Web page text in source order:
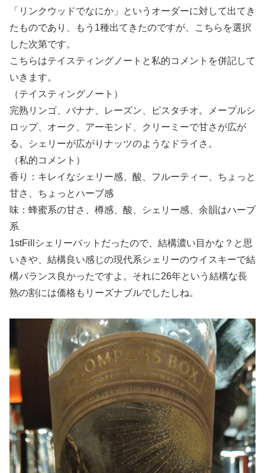
「リンクウッドでなにか」というオーダーに対して出てき
たものであり、もう1種出てきたのですが、こちらを選択
した次第です。
こちらはテイスティングノートと私的コメントを併記して
いきます。
（テイスティングノート）
完熟リンゴ、バナナ、レーズン、ピスタチオ。メープルシ
ロップ、オーク、アーモンド、クリーミーで甘さが広が
る。シェリーが広がりナッツのようなドライさ。
（私的コメント）
香り：キレイなシェリー感、酸、フルーティー、ちょっと
甘さ、ちょっとハーブ感
味：蜂蜜系の甘さ、樽感、酸、シェリー感、余韻はハーブ
系
1stFillシェリーバットだったので、結構濃い目かな？と思
いきや、結構良い感じの現代系シェリーのウイスキーで結
構バランス良かったですよ。それに26年という結構な長
熟の割には価格もリーズナブルでしたしね。